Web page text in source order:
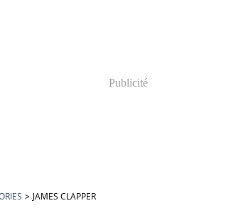
Publicité
> JAMES CLAPPER